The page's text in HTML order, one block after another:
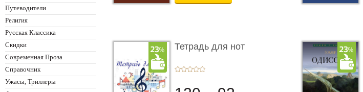
Путеводители
Религия
Русская Классика
Скидки
Современная Проза
Справочник
Ужасы, Триллеры
Тетрадь для нот